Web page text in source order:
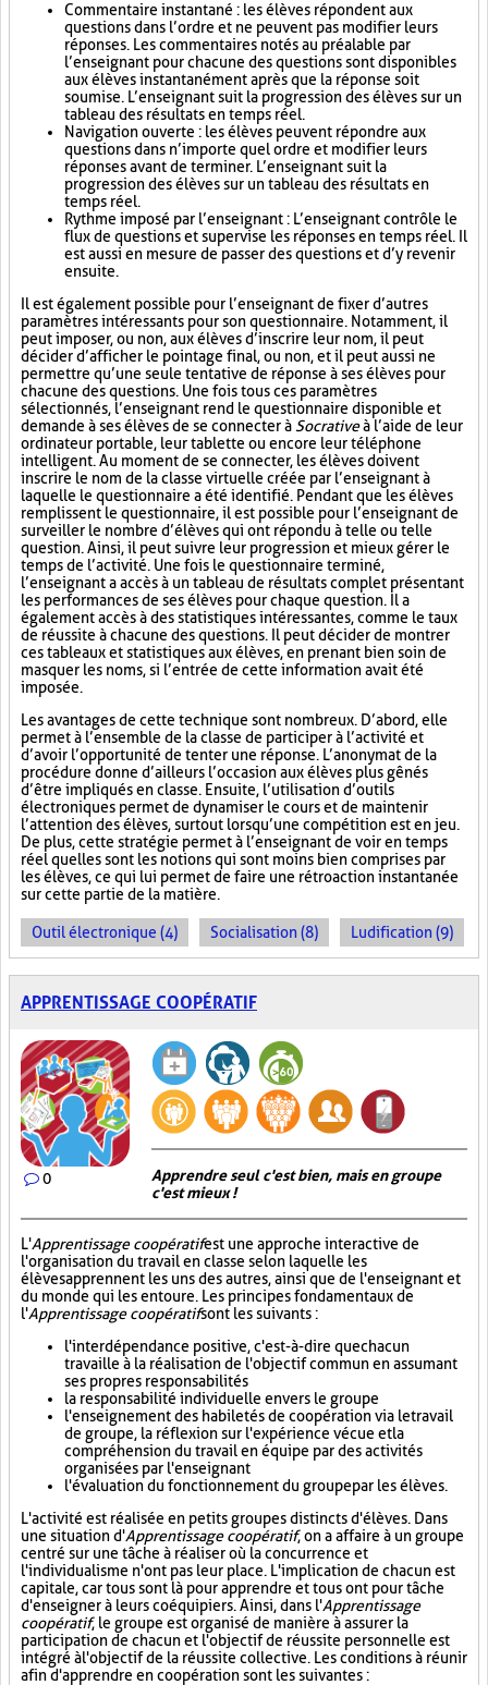
Commentaire instantané : les élèves répondent aux
questions dans l’ordre et ne peuvent pas modifier leurs
réponses. Les commentaires notés au préalable par
l’enseignant pour chacune des questions sont disponibles
aux élèves instantanément après que la réponse soit
soumise. L’enseignant suit la progression des élèves sur un
tableau des résultats en temps réel.
Navigation ouverte : les élèves peuvent répondre aux
questions dans n’importe quel ordre et modifier leurs
réponses avant de terminer. L’enseignant suit la
progression des élèves sur un tableau des résultats en
temps réel.
Rythme imposé par l’enseignant : L’enseignant contrôle le
flux de questions et supervise les réponses en temps réel. Il
est aussi en mesure de passer des questions et d’y revenir
ensuite.
Il est également possible pour l’enseignant de fixer d’autres
paramètres intéressants pour son questionnaire. Notamment, il
peut imposer, ou non, aux élèves d’inscrire leur nom, il peut
décider d’afficher le pointage final, ou non, et il peut aussi ne
permettre qu’une seule tentative de réponse à ses élèves pour
chacune des questions. Une fois tous ces paramètres
sélectionnés, l’enseignant rend le questionnaire disponible et
demande à ses élèves de se connecter à Socrativeà l’aide de leur
ordinateur portable, leur tablette ou encore leur téléphone
intelligent. Au moment de se connecter, les élèves doivent
inscrire le nom de la classe virtuelle créée par l’enseignant à
laquelle le questionnaire a été identifié. Pendant que les élèves
remplissent le questionnaire, il est possible pour l’enseignant de
surveiller le nombre d’élèves qui ont répondu à telle ou telle
question. Ainsi, il peut suivre leur progression et mieux gérer le
temps de l’activité. Une fois le questionnaire terminé,
l’enseignant a accès à un tableau de résultats complet présentant
les performances de ses élèves pour chaque question. Il a
également accès à des statistiques intéressantes, comme le taux
de réussite à chacune des questions. Il peut décider de montrer
ces tableaux et statistiques aux élèves, en prenant bien soin de
masquer les noms, si l’entrée de cette information avait été
imposée.
Les avantages de cette technique sont nombreux. D’abord, elle
permet à l’ensemble de la classe de participer à l’activité et
d’avoir l’opportunité de tenter une réponse. L’anonymat de la
procédure donne d’ailleurs l’occasion aux élèves plus gênés
d’être impliqués en classe. Ensuite, l’utilisation d’outils
électroniques permet de dynamiser le cours et de maintenir
l’attention des élèves, surtout lorsqu’une compétition est en jeu.
De plus, cette stratégie permet à l’enseignant de voir en temps
réel quelles sont les notions qui sont moins bien comprises par
les élèves, ce qui lui permet de faire une rétroaction instantanée
sur cette partie de la matière.
Outil électronique (4) Socialisation (8) Ludification (9)
APPRENTISSAGE COOPÉRATIF
0
Apprendre seul c'est bien, mais en groupe
c'est mieux !
L'Apprentissage coopératifest une approche interactive de
l'organisation du travail en classe selon laquelle les
élèves apprennent les uns des autres, ainsi que de l'enseignant et
du monde qui les entoure. Les principes fondamentaux de
l'Apprentissage coopératifsont les suivants :
l'interdépendance positive, c'est-à-dire que chacun
travaille à la réalisation de l'objectif commun en assumant
ses propres responsabilités
la responsabilité individuelle envers le groupe
l'enseignement des habiletés de coopération via le travail
de groupe, la réflexion sur l'expérience vécue et la
compréhension du travail en équipe par des activités
organisées par l'enseignant
l'évaluation du fonctionnement du groupe par les élèves.
L'activité est réalisée en petits groupes distincts d'élèves. Dans
une situation d'Apprentissage coopératif, on a affaire à un groupe
centré sur une tâche à réaliser où la concurrence et
l'individualisme n'ont pas leur place. L'implication de chacun est
capitale, car tous sont là pour apprendre et tous ont pour tâche
d'enseigner à leurs coéquipiers. Ainsi, dans l'Apprentissage
coopératif, le groupe est organisé de manière à assurer la
participation de chacun et l'objectif de réussite personnelle est
intégré à l'objectif de la réussite collective. Les conditions à réunir
afin d'apprendre en coopération sont les suivantes :